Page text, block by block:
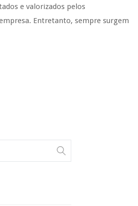
e valorizados pelos
Entretanto, sempre surgem